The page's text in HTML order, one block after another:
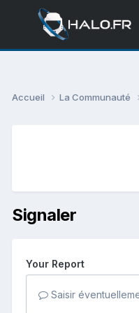
Accueil La Communauté
Signaler
Your Report
Saisir